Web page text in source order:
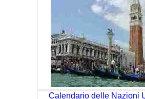
Calendario delle Nazioni